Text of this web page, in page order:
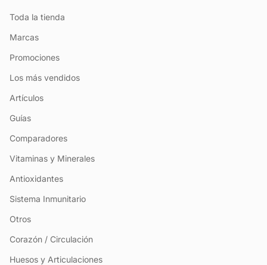
Toda la tienda
Marcas
Promociones
Los más vendidos
Artículos
Guías
Comparadores
Vitaminas y Minerales
Antioxidantes
Sistema Inmunitario
Otros
Corazón / Circulación
Huesos y Articulaciones